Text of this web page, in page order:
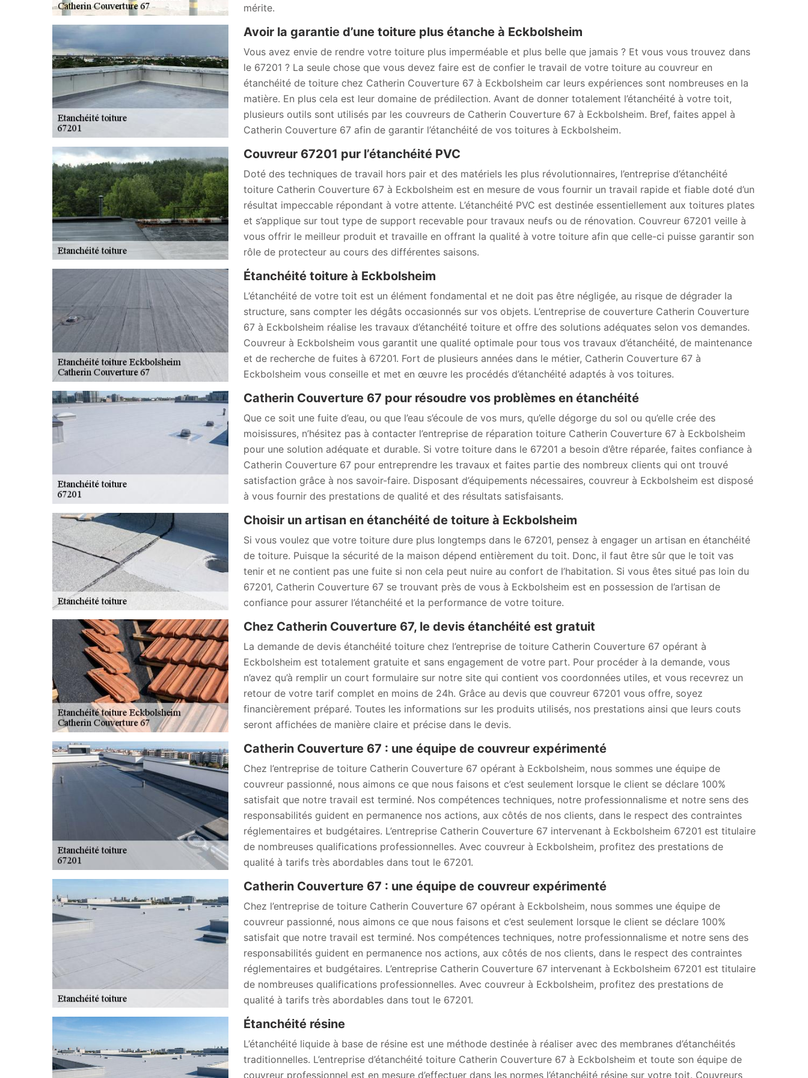
mérite.
Avoir la garantie d’une toiture plus étanche à Eckbolsheim
Vous avez envie de rendre votre toiture plus imperméable et plus belle que jamais ? Et vous vous trouvez dans
le 67201 ? La seule chose que vous devez faire est de confier le travail de votre toiture au couvreur en
étanchéité de toiture chez Catherin Couverture 67 à Eckbolsheim car leurs expériences sont nombreuses en la
matière. En plus cela est leur domaine de prédilection. Avant de donner totalement l’étanchéité à votre toit,
plusieurs outils sont utilisés par les couvreurs de Catherin Couverture 67 à Eckbolsheim. Bref, faites appel à
Catherin Couverture 67 afin de garantir l’étanchéité de vos toitures à Eckbolsheim.
Couvreur 67201 pur l’étanchéité PVC
Doté des techniques de travail hors pair et des matériels les plus révolutionnaires, l’entreprise d’étanchéité
toiture Catherin Couverture 67 à Eckbolsheim est en mesure de vous fournir un travail rapide et fiable doté d’un
résultat impeccable répondant à votre attente. L’étanchéité PVC est destinée essentiellement aux toitures plates
et s’applique sur tout type de support recevable pour travaux neufs ou de rénovation. Couvreur 67201 veille à
vous offrir le meilleur produit et travaille en offrant la qualité à votre toiture afin que celle-ci puisse garantir son
rôle de protecteur au cours des différentes saisons.
Étanchéité toiture à Eckbolsheim
L’étanchéité de votre toit est un élément fondamental et ne doit pas être négligée, au risque de dégrader la
structure, sans compter les dégâts occasionnés sur vos objets. L’entreprise de couverture Catherin Couverture
67 à Eckbolsheim réalise les travaux d’étanchéité toiture et offre des solutions adéquates selon vos demandes.
Couvreur à Eckbolsheim vous garantit une qualité optimale pour tous vos travaux d’étanchéité, de maintenance
et de recherche de fuites à 67201. Fort de plusieurs années dans le métier, Catherin Couverture 67 à
Eckbolsheim vous conseille et met en œuvre les procédés d’étanchéité adaptés à vos toitures.
Catherin Couverture 67 pour résoudre vos problèmes en étanchéité
Que ce soit une fuite d’eau, ou que l’eau s’écoule de vos murs, qu’elle dégorge du sol ou qu’elle crée des
moisissures, n’hésitez pas à contacter l’entreprise de réparation toiture Catherin Couverture 67 à Eckbolsheim
pour une solution adéquate et durable. Si votre toiture dans le 67201 a besoin d’être réparée, faites confiance à
Catherin Couverture 67 pour entreprendre les travaux et faites partie des nombreux clients qui ont trouvé
satisfaction grâce à nos savoir-faire. Disposant d’équipements nécessaires, couvreur à Eckbolsheim est disposé
à vous fournir des prestations de qualité et des résultats satisfaisants.
Choisir un artisan en étanchéité de toiture à Eckbolsheim
Si vous voulez que votre toiture dure plus longtemps dans le 67201, pensez à engager un artisan en étanchéité
de toiture. Puisque la sécurité de la maison dépend entièrement du toit. Donc, il faut être sûr que le toit vas
tenir et ne contient pas une fuite si non cela peut nuire au confort de l’habitation. Si vous êtes situé pas loin du
67201, Catherin Couverture 67 se trouvant près de vous à Eckbolsheim est en possession de l’artisan de
confiance pour assurer l’étanchéité et la performance de votre toiture.
Chez Catherin Couverture 67, le devis étanchéité est gratuit
La demande de devis étanchéité toiture chez l’entreprise de toiture Catherin Couverture 67 opérant à
Eckbolsheim est totalement gratuite et sans engagement de votre part. Pour procéder à la demande, vous
n’avez qu’à remplir un court formulaire sur notre site qui contient vos coordonnées utiles, et vous recevrez un
retour de votre tarif complet en moins de 24h. Grâce au devis que couvreur 67201 vous offre, soyez
financièrement préparé. Toutes les informations sur les produits utilisés, nos prestations ainsi que leurs couts
seront affichées de manière claire et précise dans le devis.
Catherin Couverture 67 : une équipe de couvreur expérimenté
Chez l’entreprise de toiture Catherin Couverture 67 opérant à Eckbolsheim, nous sommes une équipe de
couvreur passionné, nous aimons ce que nous faisons et c’est seulement lorsque le client se déclare 100%
satisfait que notre travail est terminé. Nos compétences techniques, notre professionnalisme et notre sens des
responsabilités guident en permanence nos actions, aux côtés de nos clients, dans le respect des contraintes
réglementaires et budgétaires. L’entreprise Catherin Couverture 67 intervenant à Eckbolsheim 67201 est titulaire
de nombreuses qualifications professionnelles. Avec couvreur à Eckbolsheim, profitez des prestations de
qualité à tarifs très abordables dans tout le 67201.
Catherin Couverture 67 : une équipe de couvreur expérimenté
Chez l’entreprise de toiture Catherin Couverture 67 opérant à Eckbolsheim, nous sommes une équipe de
couvreur passionné, nous aimons ce que nous faisons et c’est seulement lorsque le client se déclare 100%
satisfait que notre travail est terminé. Nos compétences techniques, notre professionnalisme et notre sens des
responsabilités guident en permanence nos actions, aux côtés de nos clients, dans le respect des contraintes
réglementaires et budgétaires. L’entreprise Catherin Couverture 67 intervenant à Eckbolsheim 67201 est titulaire
de nombreuses qualifications professionnelles. Avec couvreur à Eckbolsheim, profitez des prestations de
qualité à tarifs très abordables dans tout le 67201.
Étanchéité résine
L’étanchéité liquide à base de résine est une méthode destinée à réaliser avec des membranes d’étanchéités
traditionnelles. L’entreprise d’étanchéité toiture Catherin Couverture 67 à Eckbolsheim et toute son équipe de
couvreur professionnel est en mesure d’effectuer dans les normes l’étanchéité résine sur votre toit. Couvreurs